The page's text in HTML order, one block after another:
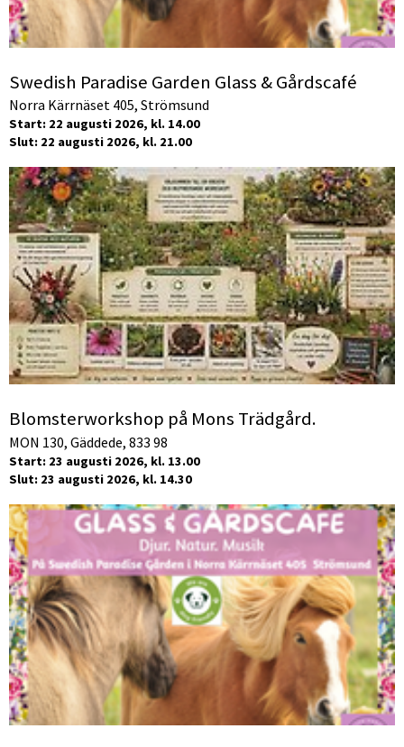
Swedish Paradise Garden Glass & Gårdscafé
Norra Kärrnäset 405, Strömsund
Start: 22 augusti 2026, kl. 14.00
Slut: 22 augusti 2026, kl. 21.00
Blomsterworkshop på Mons Trädgård.
MON 130, Gäddede, 833 98
Start: 23 augusti 2026, kl. 13.00
Slut: 23 augusti 2026, kl. 14.30